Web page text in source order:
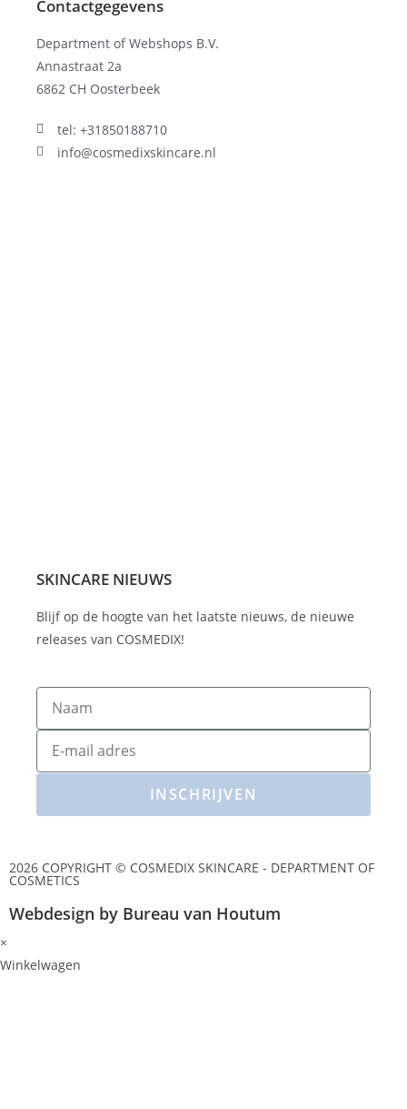
Contactgegevens
Department of Webshops B.V.
Annastraat 2a
6862 CH Oosterbeek
tel: +31850188710
info@cosmedixskincare.nl
SKINCARE NIEUWS
Blijf op de hoogte van het laatste nieuws, de nieuwe
releases van COSMEDIX!
INSCHRIJVEN
2026 COPYRIGHT © COSMEDIX SKINCARE - DEPARTMENT OF
COSMETICS
Webdesign by Bureau van Houtum
×
Winkelwagen